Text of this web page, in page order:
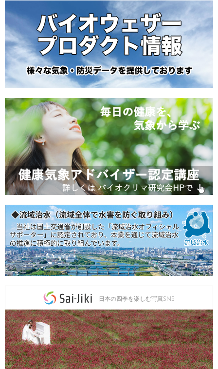
日本の四季を楽しむ写真SNS